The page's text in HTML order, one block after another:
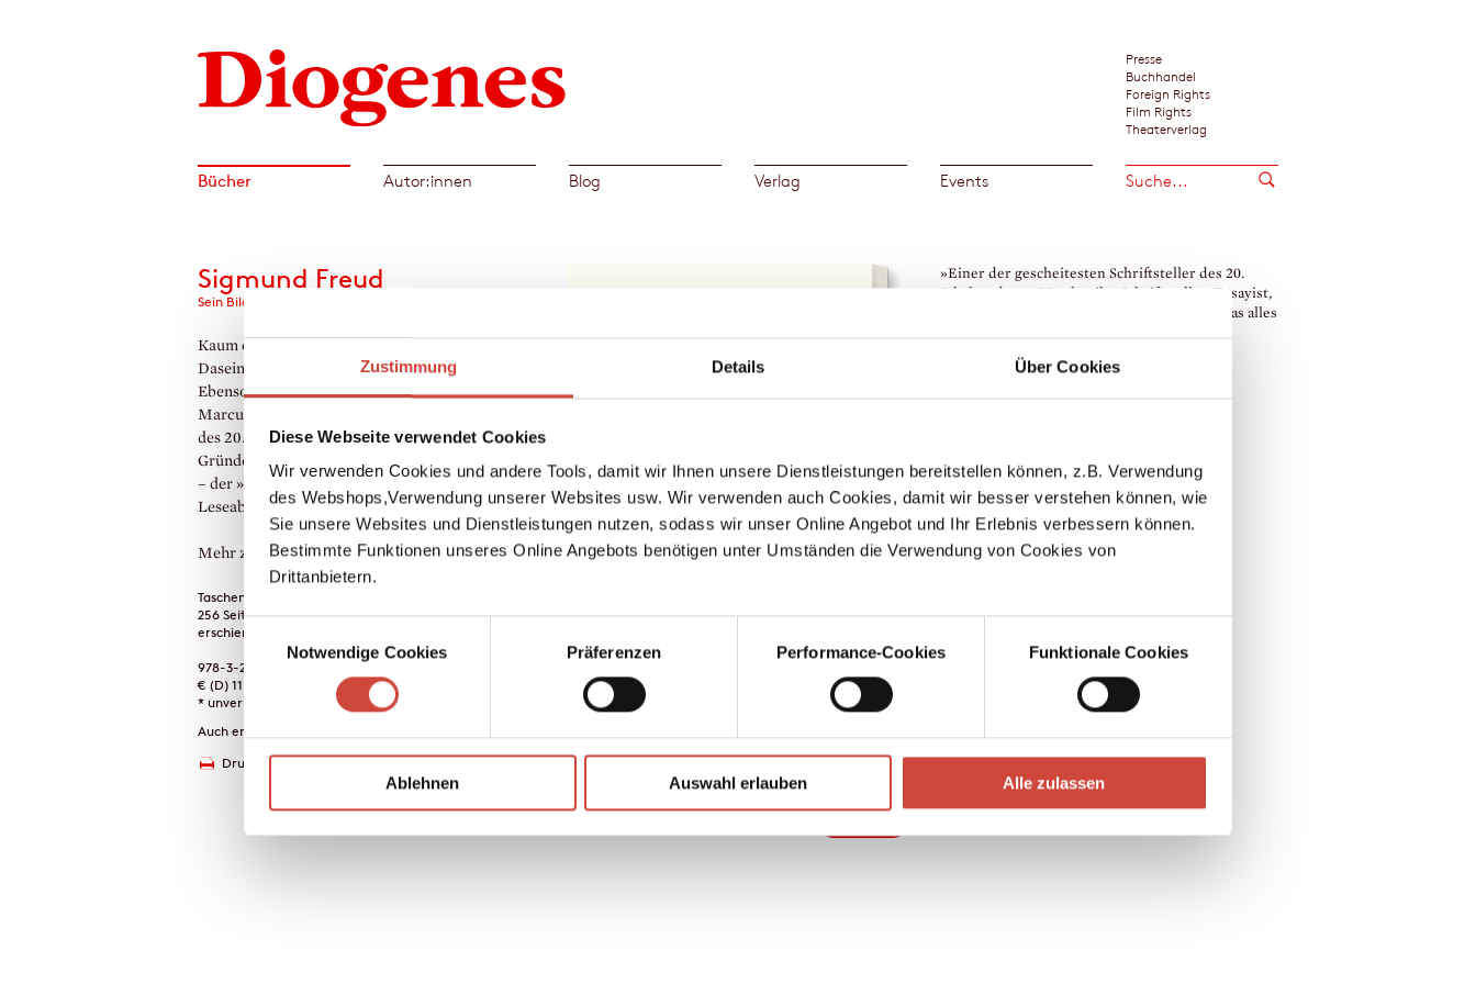
Zustimmung Details Über Cookies
Diese Webseite verwendet Cookies
Wir verwenden Cookies und andere Tools, damit wir Ihnen unsere Dienstleistungen bereitstellen können, z.B. Verwendung
des Webshops,Verwendung unserer Websites usw. Wir verwenden auch Cookies, damit wir besser verstehen können, wie
Sie unsere Websites und Dienstleistungen nutzen, sodass wir unser Online Angebot und Ihr Erlebnis verbessern können.
Bestimmte Funktionen unseres Online Angebots benötigen unter Umständen die Verwendung von Cookies von
Drittanbietern.
Einwilligungsauswahl
Notwendige Cookies
Präferenzen Performance-Cookies Funktionale Cookies
Ablehnen Auswahl erlauben Alle zulassen
Presse
Buchhandel
Foreign Rights
Film Rights
Theaterverlag
Bücher Autor:innen Blog Verlag Events
Download Bilddatei
Sigmund Freud
Sein Bild vom Menschen
Kaum etwas hat den Blick auf das menschliche
Dasein so verändert wie die Psychoanalyse.
Ebenso geist- wie kenntnisreich stellt Ludwig
Marcuse, einer der »gescheitesten Schriftsteller
des 20. Jahrhunderts« (›Die Zeit‹), deren
Gründervater in dieser biographischen Studie vor
– der »Fall Sigmund Freud« als anregendes
Leseabenteuer.
Mehr zum Inhalt
Taschenbuch
256 Seiten
erschienen am 01. Januar 1972
978-3-257-20035-5
€ (D) 11.00 / sFr 15.00* / € (A) 11.40
* unverb. Preisempfehlung
Auch erhältlich als
Drucken
»Einer der gescheitesten Schriftsteller des 20.
Jahrhunderts. Man hat ihn Schriftsteller, Essayist,
Polemiker, Journalist genannt – mit Recht, das alles
Rudolf Walter Leonhardt / Die Zeit, Hamburg
→Ludwig Marcuse